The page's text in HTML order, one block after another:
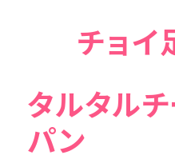
チョイ
タルタル
パン